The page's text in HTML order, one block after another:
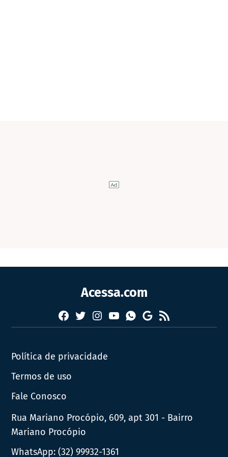
Acessa.com
Facebook
TwitterInstagram
YouTubeWhatsapp
Google
News
RSS
Política de privacidade
Termos de uso
Fale Conosco
Rua Mariano Procópio, 609, apt 301 - Bairro
Mariano Procópio
WhatsApp:(32) 99932-1361